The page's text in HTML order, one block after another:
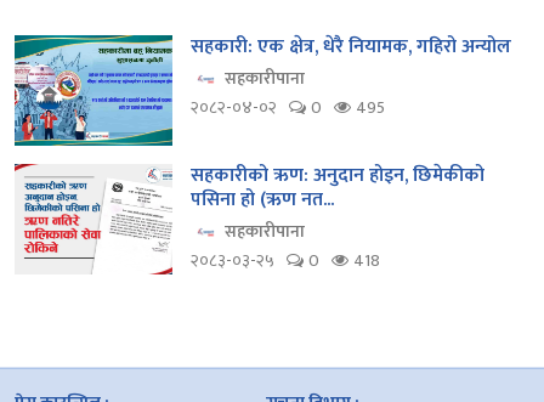
सहकारी: एक क्षेत्र, धेरै नियामक, गहिरो अन्योल
सहकारीपाना
२०८२-०४-०२
0 495
सहकारीको ऋण: अनुदान होइन, छिमेकीको
पसिना हो (ऋण नत...
सहकारीपाना
२०८३-०३-२५
0 418